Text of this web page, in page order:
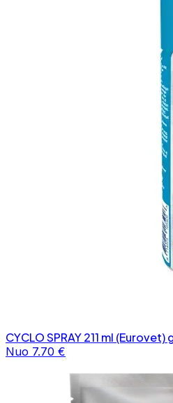
CYCLO SPRAY 211 ml (Eurovet)
Nuo 7.70 €